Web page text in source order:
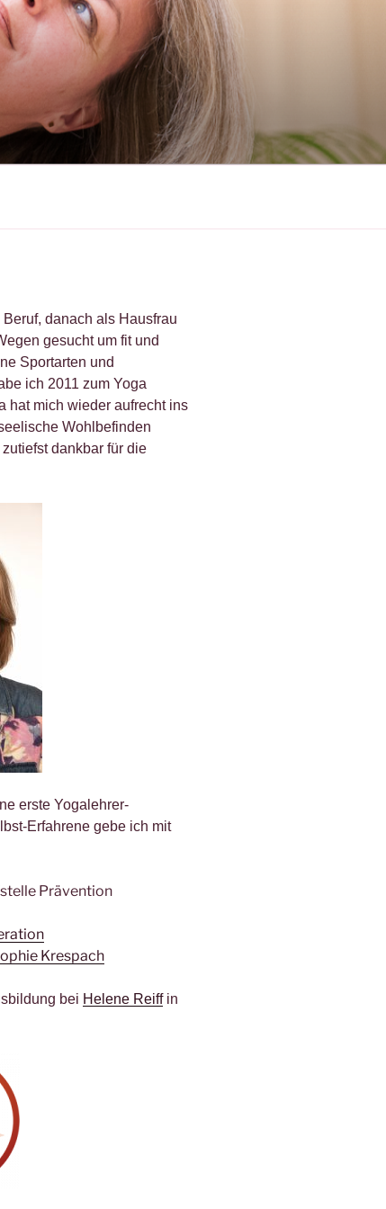
danach als Hausfrau
gesucht um fit und
Sportarten und
ich 2011 zum Yoga
hat mich wieder aufrecht ins
Wohlbefinden
dankbar für die
erste Yogalehrer-
Erfahrene gebe ich mit
Prävention
Krespach
bei Helene Reiffin